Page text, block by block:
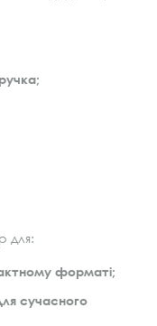
для:
форматі;
сучасного